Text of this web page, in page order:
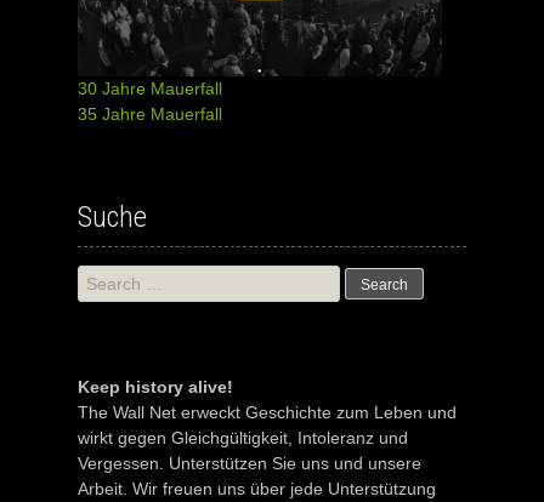
30 Jahre Mauerfall
35 Jahre Mauerfall
Suche
Search
for:
Keep history alive!
The Wall Net erweckt Geschichte zum Leben und
wirkt gegen Gleichgültigkeit, Intoleranz und
Vergessen. Unterstützen Sie uns und unsere
Arbeit. Wir freuen uns über jede Unterstützung